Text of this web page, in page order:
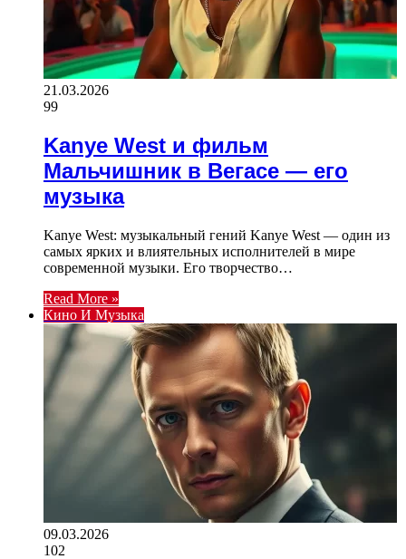
21.03.2026
99
Kanye West и фильм
Мальчишник в Вегасе — его
музыка
Kanye West: музыкальный гений Kanye West — один из
самых ярких и влиятельных исполнителей в мире
современной музыки. Его творчество…
Read More »
Кино И Музыка
09.03.2026
102